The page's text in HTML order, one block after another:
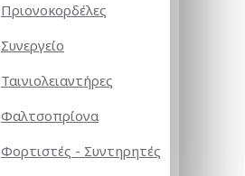
Πριονοκορδέλες
Συνεργείο
Ταινιολειαντήρες
Φαλτσοπρίονα
Φορτιστές - Συντηρητές